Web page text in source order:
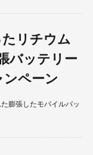
たリチウム
バッテリー
ンペーン
膨張したモバイルバッ